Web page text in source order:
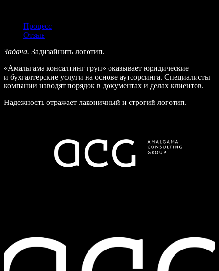
Процесс
Отзыв
Задача. Задизайнить логотип.
«Амальгама консалтинг груп» оказывает юридические
и бухгалтерские услуги на основе аутсорсинга. Специалисты
компании наводят порядок в документах и делах клиентов.
Надежность отражает лаконичный и строгий логотип.